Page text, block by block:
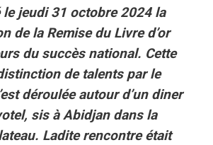
le jeudi 31 octobre 2024 la
de la Remise du Livre d’or
du succès national. Cette
de talents par le
déroulée autour d’un diner
sis à Abidjan dans la
Ladite rencontre était